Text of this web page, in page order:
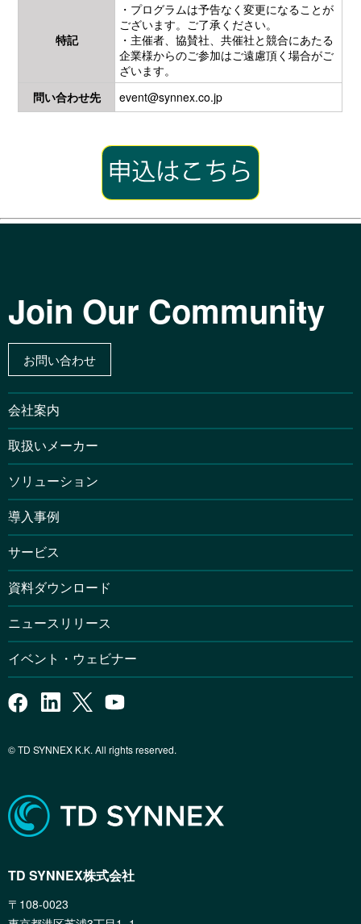
特記
・プログラムは予告なく変更になることが
ございます。ご了承ください。
・主催者、協賛社、共催社と競合にあたる
企業様からのご参加はご遠慮頂く場合がご
ざいます。
問い合わせ先
event@synnex.co.jp
Join Our Community
お問い合わせ
会社案内
取扱いメーカー
ソリューション
導入事例
サービス
資料ダウンロード
ニュースリリース
イベント・ウェビナー
© TD SYNNEX K.K. All rights reserved.
TD SYNNEX株式会社
〒108-0023